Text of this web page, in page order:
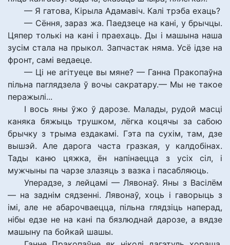
— Я гатова, Кірыла Адамавіч. Калі трэба ехаць?
— Сёння, зараз жа. Паедзеце на кані, у брычцы.
Цяпер толькі на кані і праехаць. Ды і машына наша
зусім стала на прыкол. Запчастак няма. Усё ідзе на
фронт, самі ведаеце.
— Ці не агітуеце вы мяне? — Ганна Пракопаўна
пільна паглядзела ў вочы сакратару.— Мы не такое
перажылі...
І вось яны ўжо ў дарозе. Малады, рудой масці
каняка бяжыць трушком, лёгка коцячы за сабою
брычку з трыма ездакамі. Гэта па сухім, там, дзе
вышэй. Але дарога часта гразкая, у калдобінах.
Тады каню цяжка, ён напінаецца з усіх сіл, і
мужчыны па чарзе злазяць з вазка і пасабляюць.
Уперадзе, з лейцамі — Лявонаў. Яны з Васілём
— на заднім сядзенні. Лявонаў, хоць і гаворыць з
імі, але не абарочваецца, пільна глядзіць наперад,
нібы едзе не на кані па бязлюднай дарозе, а вядзе
машыну па бойкай шашы.